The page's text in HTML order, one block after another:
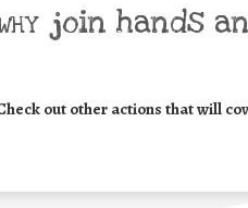
join hands
out other actions that will